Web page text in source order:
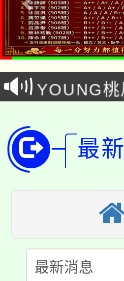
「本色祭
場熱烈登
8/21下午1
徵才活動。
YOUNG
8月14至
開!
115年桃
田徑場及
桃園市低
半價優惠
者。
份教師增
大溪自造
淨零綠生
會
115年食
最